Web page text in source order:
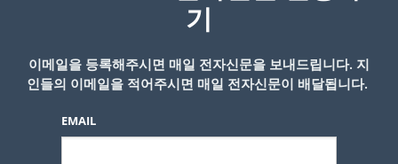
기
이메일을 등록해주시면 매일 전자신문을 보내드립니다. 지
인들의 이메일을 적어주시면 매일 전자신문이 배달됩니다.
EMAIL